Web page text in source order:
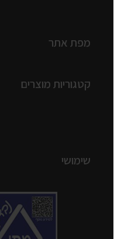
מפת אתר
קטגוריות מוצרים
שימושי